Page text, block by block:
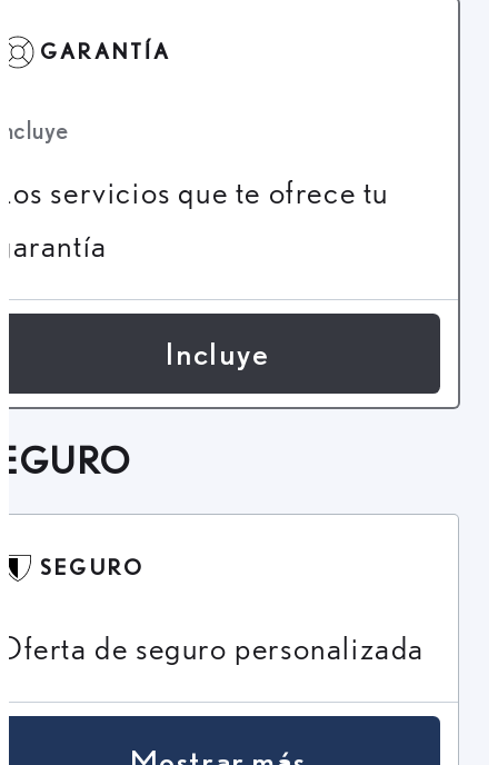
GARANTÍA
servicios que te ofrece tu
Incluye
SEGURO
de seguro personalizada